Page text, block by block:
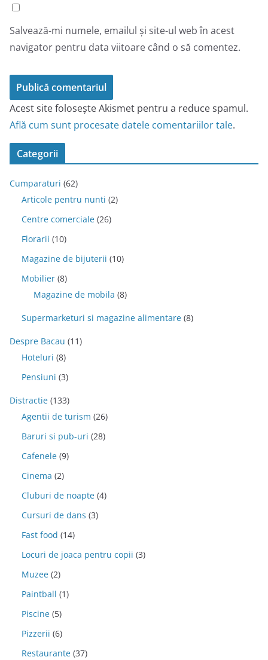
Salvează-mi numele, emailul și site-ul web în acest
navigator pentru data viitoare când o să comentez.
Acest site folosește Akismet pentru a reduce spamul.
Află cum sunt procesate datele comentariilor tale.
Categorii
Cumparaturi (62)
Articole pentru nunti (2)
Centre comerciale (26)
Florarii (10)
Magazine de bijuterii (10)
Mobilier (8)
Magazine de mobila (8)
Supermarketuri si magazine alimentare (8)
Despre Bacau (11)
Hoteluri (8)
Pensiuni (3)
Distractie (133)
Agentii de turism (26)
Baruri si pub-uri (28)
Cafenele (9)
Cinema (2)
Cluburi de noapte (4)
Cursuri de dans (3)
Fast food (14)
Locuri de joaca pentru copii (3)
Muzee (2)
Paintball (1)
Piscine (5)
Pizzerii (6)
Restaurante (37)